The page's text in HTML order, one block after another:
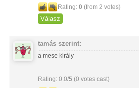
Rating: 0 (from 2 votes)
Válasz
tamás szerint:
a mese király
Rating: 0.0/5 (0 votes cast)